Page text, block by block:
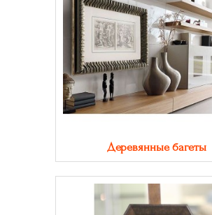
Деревянные багеты